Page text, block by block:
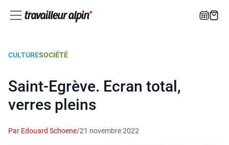
CULTURESOCIÉTÉ
Saint-Egrève. Ecran total,
verres pleins
Par Edouard Schoene/21 novembre 2022